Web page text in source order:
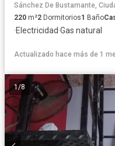
Sánchez De Bustamante,
220 m²2 Dormitorios1 Baño
·Electricidad·Gas natural
Actualizado hace más de 1
1/8